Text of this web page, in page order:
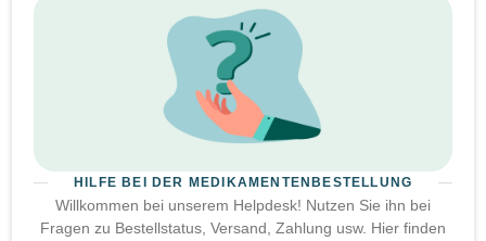
HILFE BEI DER MEDIKAMENTENBESTELLUNG
Willkommen bei unserem Helpdesk! Nutzen Sie ihn bei
Fragen zu Bestellstatus, Versand, Zahlung usw. Hier finden